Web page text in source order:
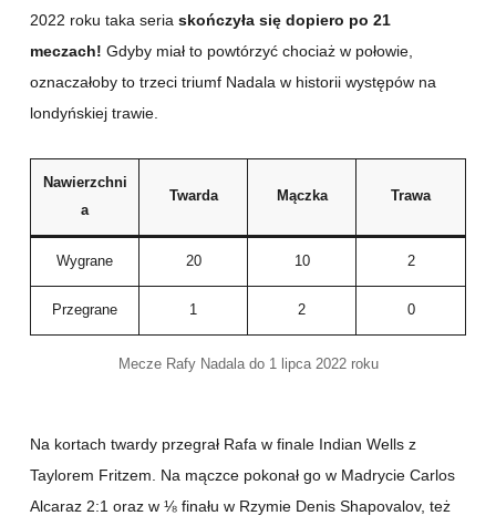
2022 roku taka seria skończyła się dopiero po 21
meczach! Gdyby miał to powtórzyć chociaż w połowie,
oznaczałoby to trzeci triumf Nadala w historii występów na
londyńskiej trawie.
Nawierzchni
a
Twarda Mączka Trawa
Wygrane 20 10 2
Przegrane 1 2 0
Mecze Rafy Nadala do 1 lipca 2022 roku
Na kortach twardy przegrał Rafa w finale Indian Wells z
Taylorem Fritzem. Na mączce pokonał go w Madrycie Carlos
Alcaraz 2:1 oraz w ⅛ finału w Rzymie Denis Shapovalov, też